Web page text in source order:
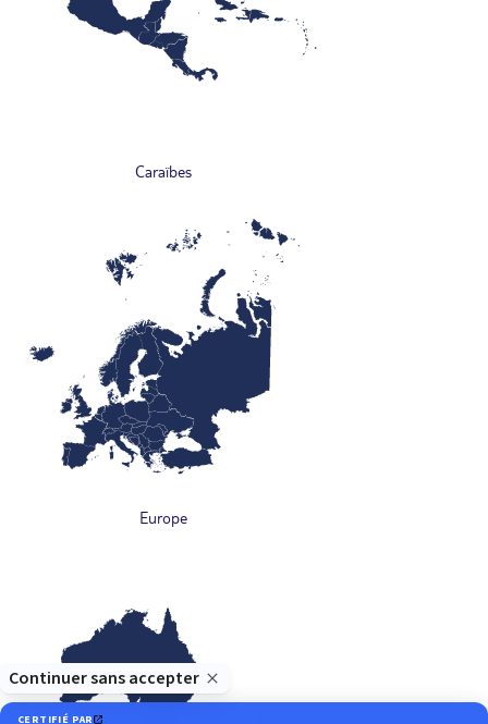
Caraïbes
Europe